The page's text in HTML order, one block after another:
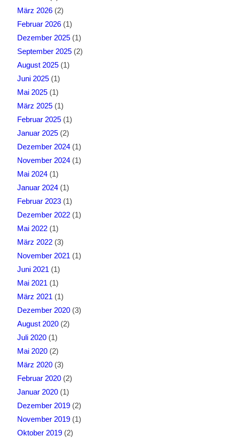
März 2026(2)
Februar 2026(1)
Dezember 2025(1)
September 2025(2)
August 2025(1)
Juni 2025(1)
Mai 2025(1)
März 2025(1)
Februar 2025(1)
Januar 2025(2)
Dezember 2024(1)
November 2024(1)
Mai 2024(1)
Januar 2024(1)
Februar 2023(1)
Dezember 2022(1)
Mai 2022(1)
März 2022(3)
November 2021 (1)
Juni 2021 (1)
Mai 2021 (1)
März 2021 (1)
Dezember 2020(3)
August 2020(2)
Juli 2020(1)
Mai 2020(2)
März 2020(3)
Februar 2020(2)
Januar 2020(1)
Dezember 2019(2)
November 2019(1)
Oktober 2019(2)